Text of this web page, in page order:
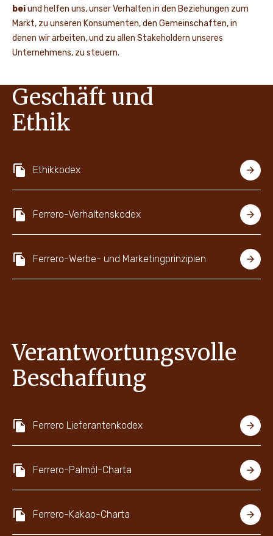
beiund helfen uns, unser Verhalten in den Beziehungen zum
Markt, zu unseren Konsumenten, den Gemeinschaften, in
denen wir arbeiten, und zu allen Stakeholdern unseres
Unternehmens, zu steuern.
Geschäft und
Ethik
Ethikkodex
Ferrero-Verhaltenskodex
Ferrero-Werbe- und Marketingprinzipien
Verantwortungsvolle
Beschaffung
Ferrero Lieferantenkodex
Ferrero-Palmöl-Charta
Ferrero-Kakao-Charta